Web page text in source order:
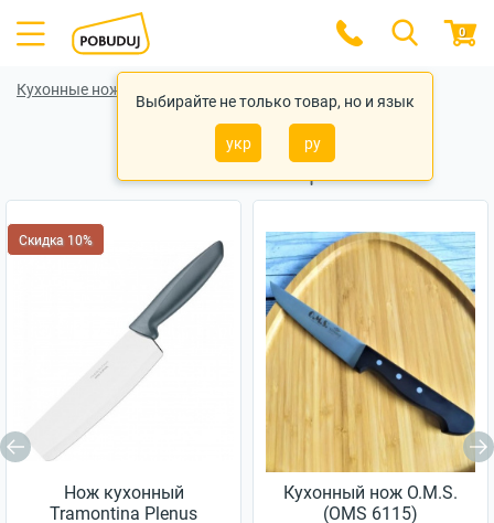
Выбирайте не только товар, но и язык
укр ру
0
Кухонные ножи
Похожие товары
Скидка 10%
Нож кухонный
Tramontina Plenus
Кухонный нож O.M.S.
(OMS 6115)